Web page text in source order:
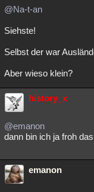
@Na-t-an
Siehste!
Selbst der war
Aber wieso klein?
history_x
@emanon
dann bin ich ja froh
emanon